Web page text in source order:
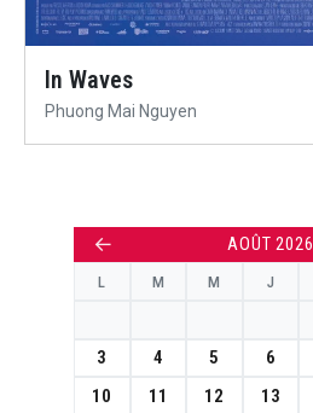
In Waves
Phuong Mai Nguyen
← AOÛT 2026
L M M J
3
4 5 6
10
11 12 13